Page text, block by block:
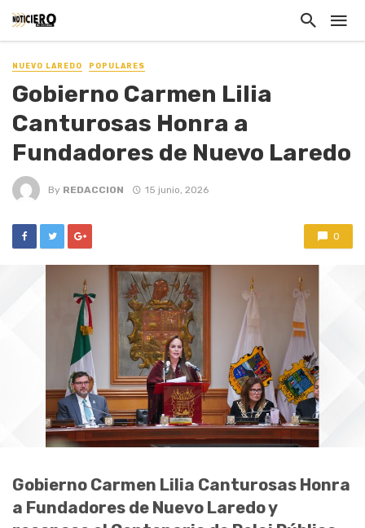
NUEVO LAREDO POPULARES
Gobierno Carmen Lilia
Canturosas Honra a
Fundadores de Nuevo Laredo
By REDACCION 15 junio, 2026
0
Gobierno Carmen Lilia Canturosas Honra
a Fundadores de Nuevo Laredo y